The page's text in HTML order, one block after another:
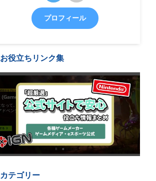
プロフィール
お役立ちリンク集
カテゴリー